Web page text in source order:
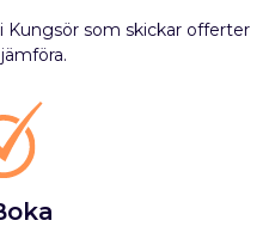
Kungsör som skickar offerter